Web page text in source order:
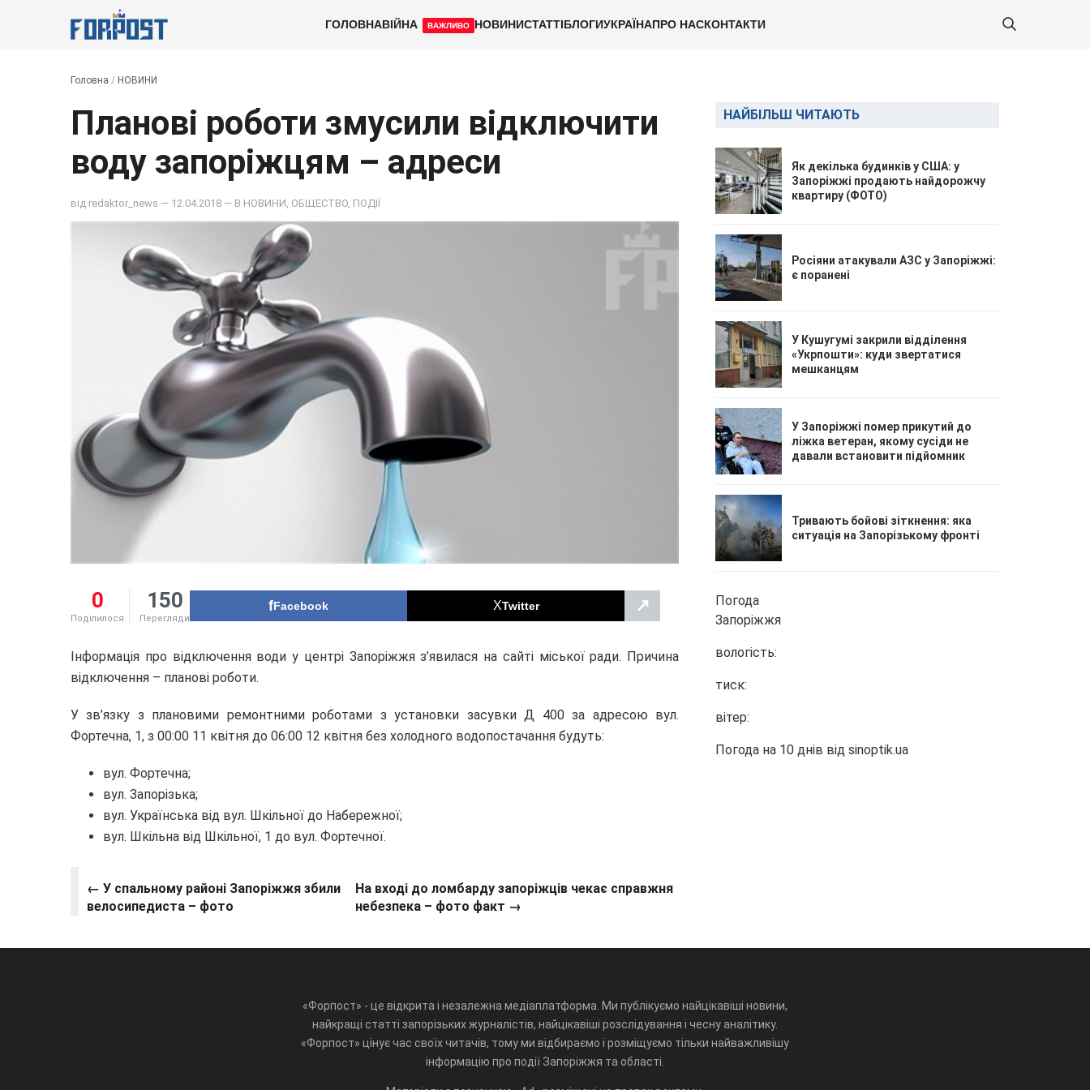
ГОЛОВНАВІЙНА ВАЖЛИВО НОВИНИСТАТТІБЛОГИУКРАЇНАПРО НАСКОНТАКТИ
Головна / НОВИНИ
Планові роботи змусили відключити
воду запоріжцям – адреси
від redaktor_news — 12.04.2018 — В НОВИНИ ОБЩЕСТВО ПОДІЇ
0
Поділилося
150
Перегляди
Facebook Twitter ↗
Інформація про відключення води у центрі Запоріжжя з’явилася на сайті міської ради. Причина
відключення – планові роботи.
У зв’язку з плановими ремонтними роботами з установки засувки Д 400 за адресою вул.
Фортечна, 1, з 00:00 11 квітня до 06:00 12 квітня без холодного водопостачання будуть:
вул. Фортечна;
вул. Запорізька;
вул. Українська від вул. Шкільної до Набережної;
вул. Шкільна від Шкільної, 1 до вул. Фортечної.
← У спальному районі Запоріжжя збили
велосипедиста – фото
На вході до ломбарду запоріжців чекає справжня
небезпека – фото факт →
НАЙБІЛЬШ ЧИТАЮТЬ
Як декілька будинків у США: у
Запоріжжі продають найдорожчу
квартиру (ФОТО)
Росіяни атакували АЗС у Запоріжжі:
є поранені
У Кушугумі закрили відділення
«Укрпошти»: куди звертатися
мешканцям
У Запоріжжі помер прикутий до
ліжка ветеран, якому сусіди не
давали встановити підйомник
Тривають бойові зіткнення: яка
ситуація на Запорізькому фронті
Погода
Запоріжжя
вологість:
тиск:
вітер:
Погода на 10 днів від sinoptik.ua
«Форпост» - це відкрита і незалежна медіаплатформа. Ми публікуємо найцікавіші новини,
найкращі статті запорізьких журналістів, найцікавіші розслідування і чесну аналітику.
«Форпост» цінує час своїх читачів, тому ми відбираємо і розміщуємо тільки найважливішу
інформацію про події Запоріжжя та області.